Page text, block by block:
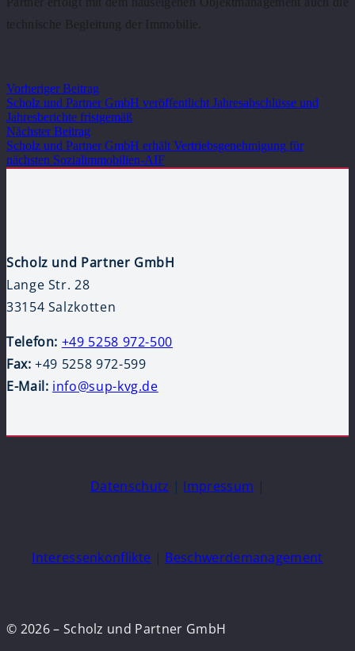
technische Begleitung der Immobilie.
Vorheriger Beitrag
Scholz und Partner GmbH veröffentlicht Jahresabschlüsse und
Jahresberichte fristgemäß
Nächster Beitrag
Scholz und Partner GmbH erhält Vertriebsgenehmigung für
nächsten Sozialimmobilien-AIF
Scholz und Partner GmbH
Lange Str. 28
33154 Salzkotten
Telefon: +49 5258 972-500
Fax: +49 5258 972-599
E-Mail: info@sup-kvg.de
Datenschutz | Impressum |
Interessenkonflikte | Beschwerdemanagement
© 2026 – Scholz und Partner GmbH